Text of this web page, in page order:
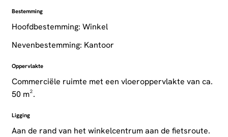
Bestemming
Hoofdbestemming: Winkel
Nevenbestemming: Kantoor
Oppervlakte
Commerciële ruimte met een vloeroppervlakte van ca.
50 m².
Ligging
Aan de rand van het winkelcentrum aan de fietsroute.